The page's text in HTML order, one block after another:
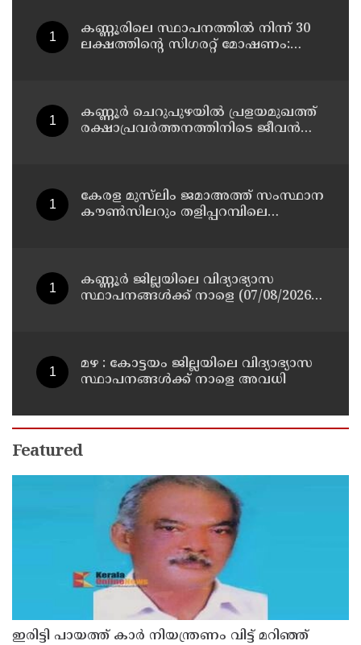
കണ്ണൂരിലെ സ്ഥാപനത്തിൽ നിന്ന് 30
ലക്ഷത്തിന്റെ സിഗരറ്റ് മോഷണം:
കണ്ണൂർ ചെറുപുഴയിൽ പ്രളയമുഖത്ത്
രക്ഷാപ്രവർത്തനത്തിനിടെ ജീവൻ
കേരള മുസ്‌ലിം ജമാഅത്ത് സംസ്ഥാന
കൗൺസിലറും തളിപ്പറമ്പിലെ
കണ്ണൂർ ജില്ലയിലെ വിദ്യാഭ്യാസ
സ്ഥാപനങ്ങള്‍ക്ക് നാളെ (07/08/2026),
മഴ : കോട്ടയം ജില്ലയിലെ വിദ്യാഭ്യാസ
സ്ഥാപനങ്ങൾക്ക് നാളെ അവധി
Featured
ഇരിട്ടി പായത്ത് കാർ നിയന്ത്രണം വിട്ട് മറിഞ്ഞ്